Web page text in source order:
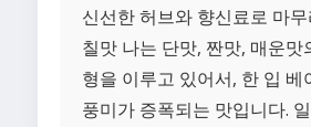
신선한 허브와 향신료로 마
칠맛 나는 단맛, 짠맛, 매운맛
형을 이루고 있어서, 한 입 베
풍미가 증폭되는 맛입니다.